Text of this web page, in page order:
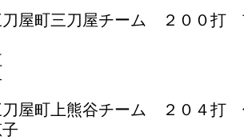
屋町三刀屋チーム ２００
屋町上熊谷チーム ２０４